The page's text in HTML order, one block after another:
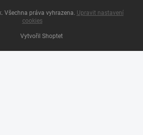
Vytvořil Shoptet
. Všechna práva vyhrazena. Upravit nastavení
cookies